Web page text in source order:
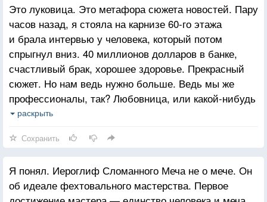
Это луковица. Это метафора сюжета новостей. Пару
часов назад, я стояла на карнизе 60-го этажа
и брала интервью у человека, который потом
спрыгнул вниз. 40 миллионов долларов в банке,
счастливый брак, хорошее здоровье. Прекрасный
сюжет. Но нам ведь нужно больше. Ведь мы же
профессионалы, так? Любовница, или какой-нибудь
обман? Ещё один замечательный сюжет. Может,
несовершеннолетних? Потрясающе. Что?
Обвинения оказались ложными? Великолепно —
ещё сюжет. И любовницы не было — она лгала?
Чтобы подставить беднягу, а? Сенсация. Так всё
раскрыть
Сохранить
Я понял. Иероглиф Сломанного Меча не о мече. Он
об идеале фехтовального мастерства. Первое